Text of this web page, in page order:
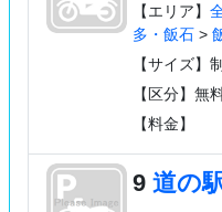
【エリア】
多・飯石>
【サイズ】
【区分】無
【料金】
9 道の